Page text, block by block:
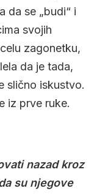
da se „budi“ i
svojih
zagonetku,
da je tada,
slično iskustvo.
iz prve ruke.
nazad kroz
su njegove